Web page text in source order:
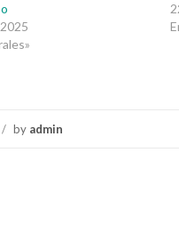
/ by admin